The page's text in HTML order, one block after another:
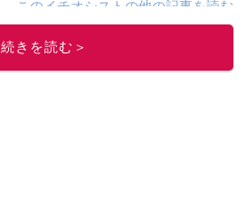
このイチオシストの他の記事を読む
続きを読む＞